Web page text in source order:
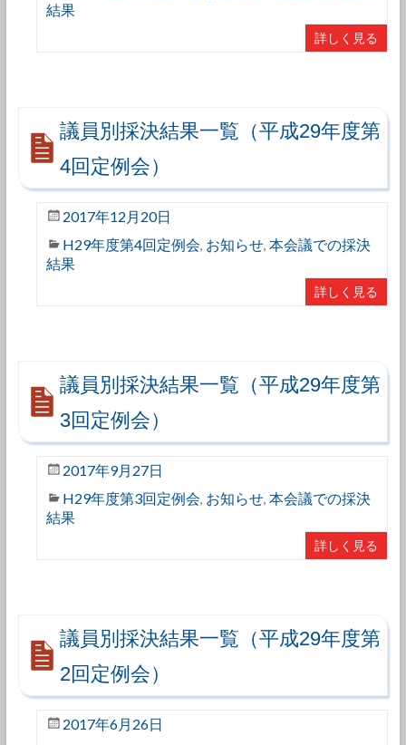
結果
詳しく見る
議員別採決結果一覧（平成29年度第
4回定例会）
2017年12月20日
H29年度第4回定例会, お知らせ, 本会議での採決
結果
詳しく見る
議員別採決結果一覧（平成29年度第
3回定例会）
2017年9月27日
H29年度第3回定例会, お知らせ, 本会議での採決
結果
詳しく見る
議員別採決結果一覧（平成29年度第
2回定例会）
2017年6月26日